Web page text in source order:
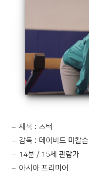
제목 : 스턱
감독 : 데이비드 미칼슨
14분 / 15세 관람가
아시아 프리미어